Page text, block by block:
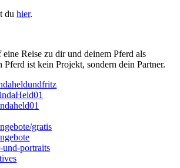
duhier.
Reise zu dir und deinem Pferd als
Pferd ist kein Projekt, sondern dein Partner.
gratis
und-portraits